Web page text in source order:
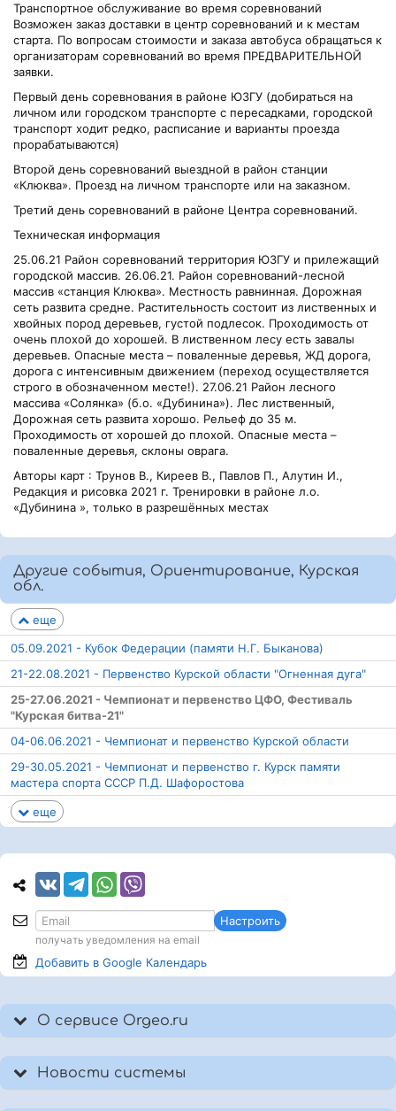
Транспортное обслуживание во время соревнований
Возможен заказ доставки в центр соревнований и к местам
старта. По вопросам стоимости и заказа автобуса обращаться к
организаторам соревнований во время ПРЕДВАРИТЕЛЬНОЙ
заявки.
Первый день соревнования в районе ЮЗГУ (добираться на
личном или городском транспорте с пересадками, городской
транспорт ходит редко, расписание и варианты проезда
прорабатываются)
Второй день соревнований выездной в район станции
«Клюква». Проезд на личном транспорте или на заказном.
Третий день соревнований в районе Центра соревнований.
Техническая информация
25.06.21 Район соревнований территория ЮЗГУ и прилежащий
городской массив. 26.06.21. Район соревнований-лесной
массив «станция Клюква». Местность равнинная. Дорожная
сеть развита средне. Растительность состоит из лиственных и
хвойных пород деревьев, густой подлесок. Проходимость от
очень плохой до хорошей. В лиственном лесу есть завалы
деревьев. Опасные места – поваленные деревья, ЖД дорога,
дорога с интенсивным движением (переход осуществляется
строго в обозначенном месте!). 27.06.21 Район лесного
массива «Солянка» (б.о. «Дубинина»). Лес лиственный,
Дорожная сеть развита хорошо. Рельеф до 35 м.
Проходимость от хорошей до плохой. Опасные места –
поваленные деревья, склоны оврага.
Авторы карт : Трунов В., Киреев В., Павлов П., Алутин И.,
Редакция и рисовка 2021 г. Тренировки в районе л.о.
«Дубинина », только в разрешённых местах
Другие события, Ориентирование, Курская
обл.
еще
05.09.2021 - Кубок Федерации (памяти Н.Г. Быканова)
21-22.08.2021 - Первенство Курской области "Огненная дуга"
25-27.06.2021 - Чемпионат и первенство ЦФО, Фестиваль
"Курская битва-21"
04-06.06.2021 - Чемпионат и первенство Курской области
29-30.05.2021 - Чемпионат и первенство г. Курск памяти
мастера спорта СССР П.Д. Шафоростова
еще
Настроить
получать уведомления на email
Добавить в Google Календарь
О сервисе Orgeo.ru
Новости системы